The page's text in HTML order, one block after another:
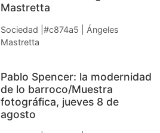
Mastretta
Sociedad |#c874a5 | Ángeles
Mastretta
Pablo Spencer: la modernidad
de lo barroco/Muestra
fotográfica, jueves 8 de
agosto